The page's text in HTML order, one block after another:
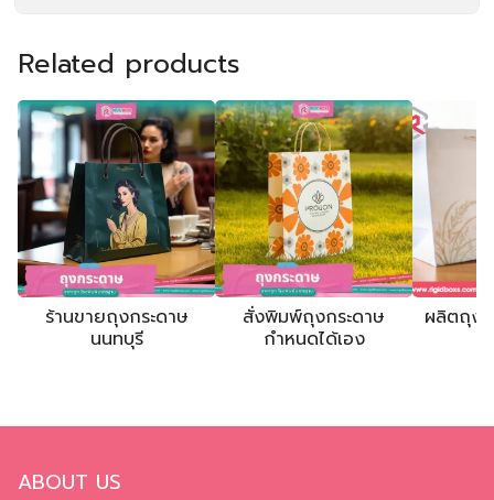
ริจิดบอกซ์
ผลิตกล่องจั่วปัง ถุงกระดาษ กล่องทูป
222/538 หมู่ที่ 4 ตำบลดอนแก้ว อำเภอแม่ริม จังหวัดเชียงใหม่
50180
Tel.: 092-335-5951